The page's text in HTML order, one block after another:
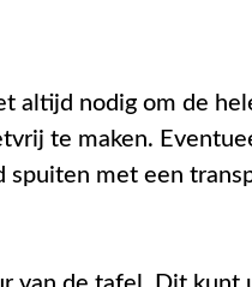
altijd nodig om de
te maken.
met een